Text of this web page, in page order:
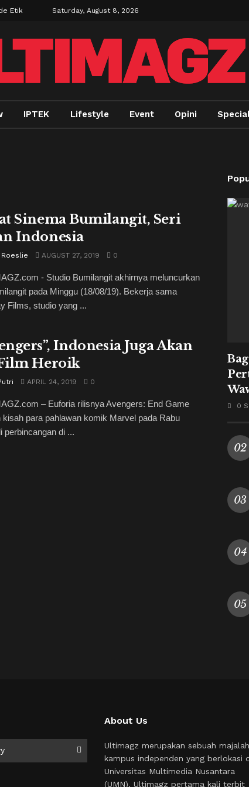
Etik Saturday, August 8, 2026
IPTEK Lifestyle Event Opini
Sinema Bumilangit, Seri
Indonesia
Roeslie AUGUST 27, 2019 0
- Studio Bumilangit akhirnya meluncurkan
pada Minggu (18/08/19). Bekerja sama
Films, studio yang ...
Indonesia Juga Akan
Heroik
APRIL 24, 2019 0
– Euforia rilisnya Avengers: End Game
kisah para pahlawan komik Marvel pada Rabu
perbincangan di ...
0
About Us
Ultimagz merupakan sebuah majalah
kampus independen yang berlokasi
Universitas Multimedia Nusantara
(UMN). Ultimagz pertama kali terbit